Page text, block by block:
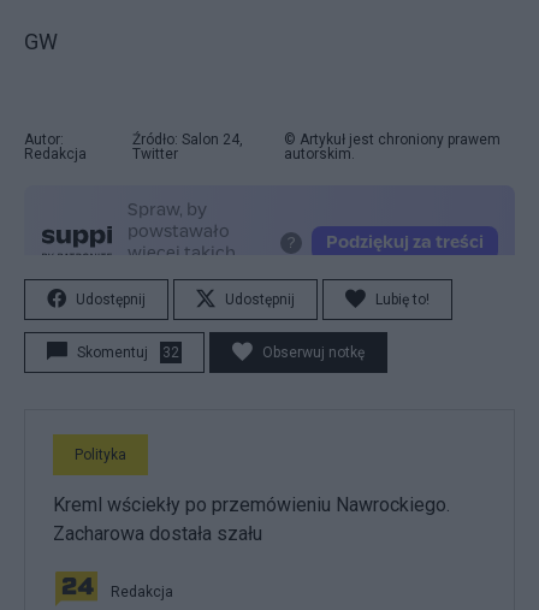
GW
Autor:
Redakcja
Źródło: Salon 24,
Twitter
© Artykuł jest chroniony prawem
autorskim.
Udostępnij Udostępnij Lubię to!
Skomentuj 32 Obserwuj notkę
Polityka
Kreml wściekły po przemówieniu Nawrockiego.
Zacharowa dostała szału
Redakcja